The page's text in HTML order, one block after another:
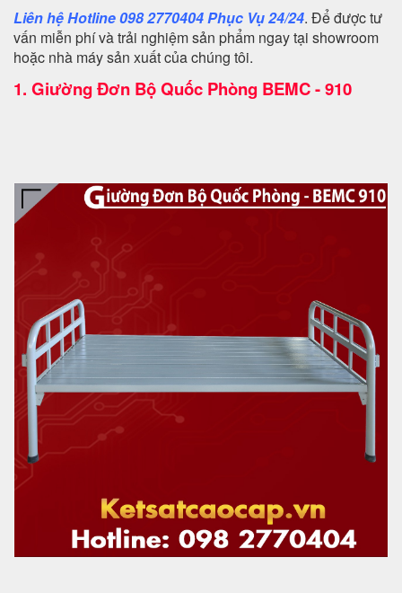
Liên hệ Hotline 098 2770404 Phục Vụ 24/24. Để được tư
vấn miễn phí và trải nghiệm sản phẩm ngay tại showroom
hoặc nhà máy sản xuất của chúng tôi.
1. Giường Đơn Bộ Quốc Phòng BEMC - 910